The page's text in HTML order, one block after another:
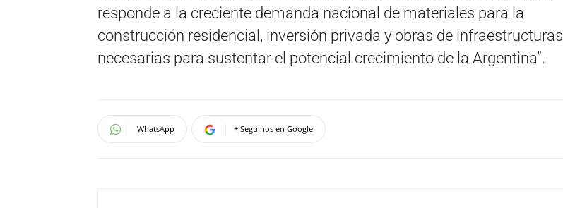
responde a la creciente demanda nacional de materiales para la
construcción residencial, inversión privada y obras de infraestructuras
necesarias para sustentar el potencial crecimiento de la Argentina”.
WhatsApp + Seguinos en Google